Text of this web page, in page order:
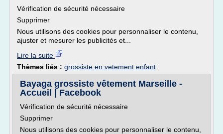
Vérification de sécurité nécessaire
Supprimer
Nous utilisons des cookies pour personnaliser le contenu,
ajuster et mesurer les publicités et...
Lire la suite
Thèmes liés : grossiste en vetement enfant
Bayaga grossiste vêtement Marseille -
Accueil | Facebook
Vérification de sécurité nécessaire
Supprimer
Nous utilisons des cookies pour personnaliser le contenu,